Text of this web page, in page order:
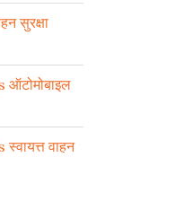
सुरक्षा
वाहन